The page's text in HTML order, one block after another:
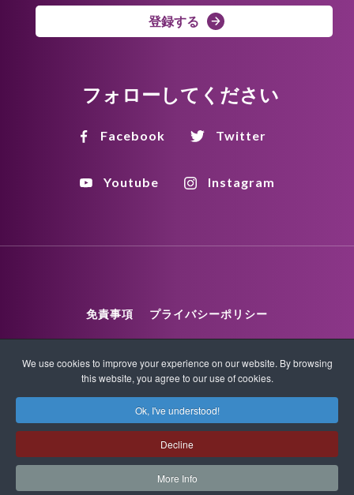
登録する
フォローしてください
Facebook Twitter
Youtube Instagram
免責事項 プライバシーポリシー
コピーライトポリシー HTML Sitemap
XML Sitemap
コピーライト© 2026 クォンタムタッチ 全著作権所有
We use cookies to improve your experience on our website. By browsing
this website, you agree to our use of cookies.
Ok, I've understood!
Decline
More Info